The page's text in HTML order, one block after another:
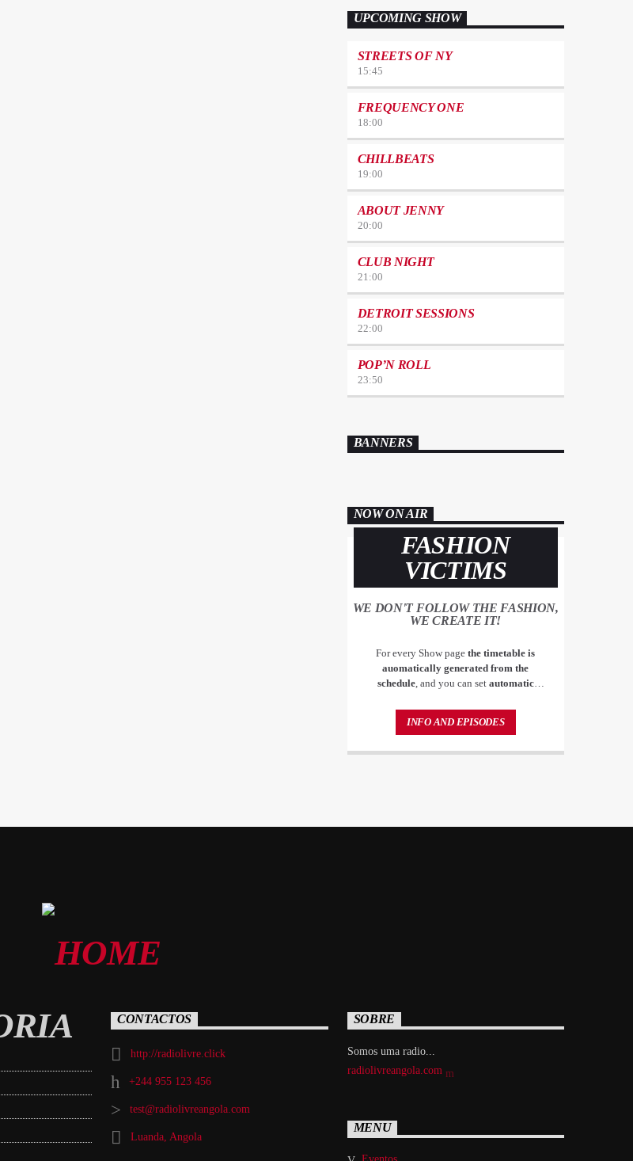
UPCOMING SHOW
STREETS OF NY
15:45
FREQUENCY ONE
18:00
CHILLBEATS
19:00
ABOUT JENNY
20:00
CLUB NIGHT
21:00
DETROIT SESSIONS
22:00
POP’N ROLL
23:50
BANNERS
NOW ON AIR
FASHION
VICTIMS
WE DON'T FOLLOW THE FASHION,
WE CREATE IT!
For every Show page the timetable is
auomatically generated from the
schedule, and you can set automatic
by simply choosing a category. Curabitur
id lacus felis. Sed justo mauris, auctor eget
eu congue nulla, et tincidunt justo.
INFO AND EPISODES
CONTACTOS
http://radiolivre.click
+244 955 123 456
test@radiolivreangola.com
Luanda, Angola
SOBRE
Somos uma radio...
radiolivreangola.com
MENU